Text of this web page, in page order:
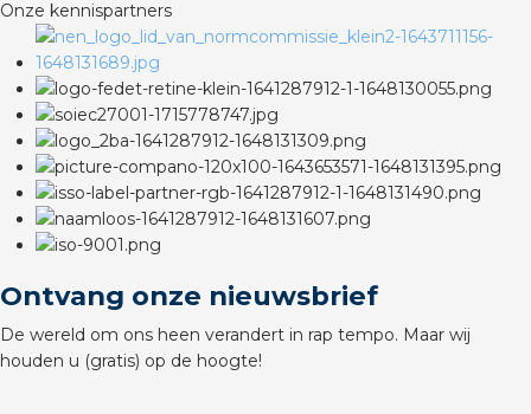
Onze kennispartners
Ontvang onze nieuwsbrief
De wereld om ons heen verandert in rap tempo. Maar wij
houden u (gratis) op de hoogte!